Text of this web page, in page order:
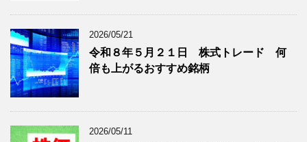
グ
記
事
を
表
示
グ
記
事
を
表
示
2026/05/21
令和８年５月２１日 株式トレード 何
倍も上がるおすすめ銘柄
2026/05/11